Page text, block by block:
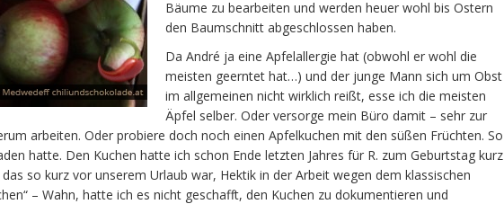
Bäume zu bearbeiten und werden heuer wohl bis Ostern
den Baumschnitt abgeschlossen haben.
Da André ja eine Apfelallergie hat (obwohl er wohl die
meisten geerntet hat…) und der junge Mann sich um Obst
im allgemeinen nicht wirklich reißt, esse ich die meisten
Äpfel selber. Oder versorge mein Büro damit – sehr zur
arbeiten. Oder probiere doch noch einen Apfelkuchen mit den süßen Früchten. So
hatte. Den Kuchen hatte ich schon Ende letzten Jahres für R. zum Geburtstag kurz
so kurz vor unserem Urlaub war, Hektik in der Arbeit wegen dem klassischen
– Wahn, hatte ich es nicht geschafft, den Kuchen zu dokumentieren und